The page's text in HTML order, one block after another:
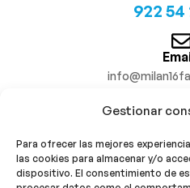
Gestionar
Para ofrecer las mejores
las cookies para almacenar y/o
dispositivo. El consentimiento de
922 54